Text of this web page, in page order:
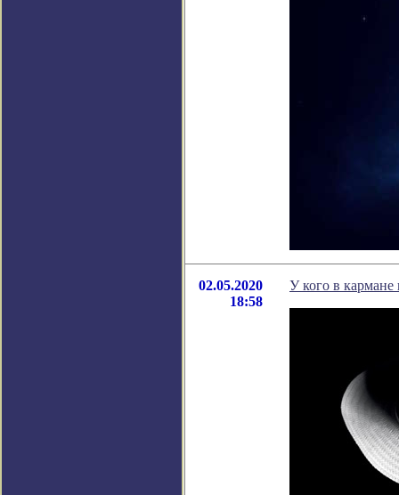
02.05.2020
18:58
У кого в кармане